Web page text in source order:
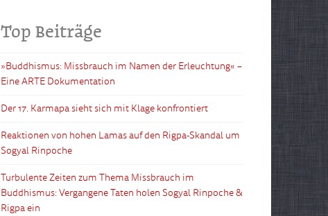
Top Beiträge
»Buddhismus: Missbrauch im Namen der Erleuchtung« –
Eine ARTE Dokumentation
Der 17. Karmapa sieht sich mit Klage konfrontiert
Reaktionen von hohen Lamas auf den Rigpa-Skandal um
Sogyal Rinpoche
Turbulente Zeiten zum Thema Missbrauch im
Buddhismus: Vergangene Taten holen Sogyal Rinpoche &
Rigpa ein